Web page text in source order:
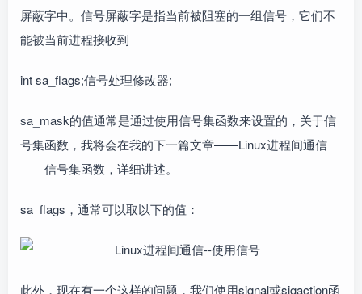
屏蔽字中。信号屏蔽字是指当前被阻塞的一组信号，它们不
能被当前进程接收到
int sa_flags;信号处理修改器;
sa_mask的值通常是通过使用信号集函数来设置的，关于信
号集函数，我将会在我的下一篇文章――Linux进程间通信
――信号集函数，详细讲述。
sa_flags，通常可以取以下的值：
此外，现在有一个这样的问题，我们使用signal或sigaction函